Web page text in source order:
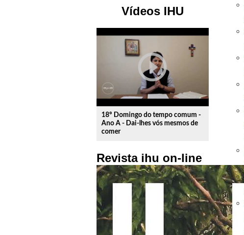
Vídeos IHU
play_circle_outline
18º Domingo do tempo comum -
Ano A - Dai-lhes vós mesmos de
comer
Revista ihu on-line